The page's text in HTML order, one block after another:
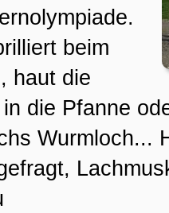
brennen
Team
beim
haut die
die Pfanne
Wurmloch...